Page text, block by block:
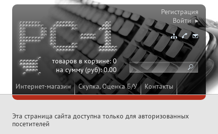
Интернет-магазин Скупка, Оценка Б/У Контакты
товаров в корзине:0
на сумму (руб):0.00
Регистрация
Войти ▸
Эта страница сайта доступна только для авторизованных
посетителей